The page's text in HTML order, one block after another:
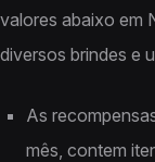
valores abaixo em
diversos brindes e
As
mês, contem